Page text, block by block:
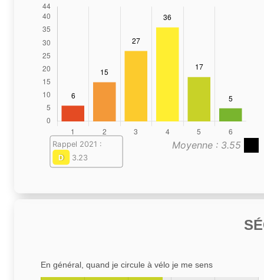
Moyenne : 3.55
Rappel 2021 :
D
3.23
En général, quand je circule à vélo je me sens